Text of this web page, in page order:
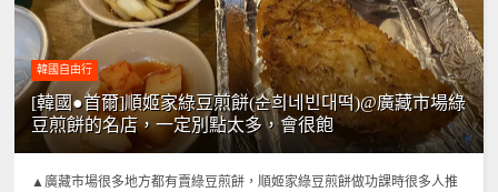
韓國自由行
[韓國●首爾]順姬家綠豆煎餅(순희네빈대떡)@廣藏市場綠
豆煎餅的名店，一定別點太多，會很飽
▲廣藏市場很多地方都有賣綠豆煎餅，順姬家綠豆煎餅做功課時很多人推